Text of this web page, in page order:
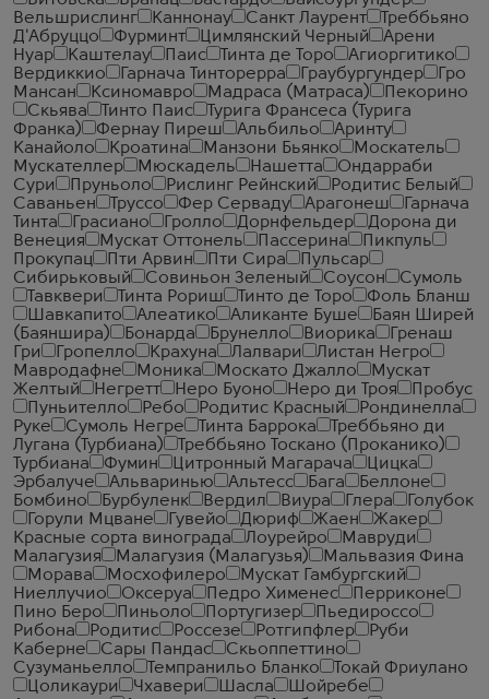
Вельшрислинг
Каннонау Санкт Лаурент
Треббьяно
Д'Абруццо
Фурминт Цимлянский Черный
Арени
Нуар
Каштелау Паис Тинта де Торо
Агиоргитико
Вердиккио
Гарнача Тинторерра Граубургундер
Гро
Мансан
Ксиномавро Мадраса (Матраса)
Пекорино
Скьява
Тинто Паис
Турига Франсеса (Турига
Франка)
Фернау Пиреш Альбильо
Аринту
Канайоло
Кроатина Манзони Бьянко
Москатель
Мускателлер
Мюскадель Нашетта
Ондарраби
Сури
Пруньоло Рислинг Рейнский
Родитис Белый
Саваньен
Труссо Фер Серваду Арагонеш
Гарнача
Тинта
Грасиано Гролло Дорнфельдер
Дорона ди
Венеция
Мускат Оттонель Пассерина
Пикпуль
Прокупац
Пти Арвин Пти Сира
Пульсар
Сибирьковый
Совиньон Зеленый Соусон
Сумоль
Тавквери
Тинта Рориш Тинто де Торо
Фоль Бланш
Шавкапито
Алеатико Аликанте Буше
Баян Ширей
(Баяншира)
Бонарда Брунелло Виорика
Гренаш
Гри
Гропелло Крахуна Лалвари
Листан Негро
Мавродафне
Моника Москато Джалло
Мускат
Желтый
Негретт Неро Буоно Неро ди Троя
Пробус
Пуньителло
Ребо Родитис Красный
Рондинелла
Руке
Сумоль Негре Тинта Баррока
Треббьяно ди
Лугана (Турбиана)
Треббьяно Тоскано (Проканико)
Турбиана
Фумин Цитронный Магарача
Цицка
Эрбалуче
Альваринью Альтесс Бага
Беллоне
Бомбино
Бурбуленк Вердил Виура Глера
Голубок
Горули Мцване
Гувейо Дюриф Жаен
Жакер
Красные сорта винограда
Лоурейро
Мавруди
Малагузия
Малагузия (Малагузья)
Мальвазия Фина
Морава
Мосхофилеро
Мускат Гамбургский
Ниеллучио
Оксеруа Педро Хименес
Перриконе
Пино Беро
Пиньоло Португизер
Пьедироссо
Рибона
Родитис Россезе Ротгипфлер
Руби
Каберне
Сары Пандас
Скьоппеттино
Сузуманьелло
Темпранильо Бланко
Токай Фриулано
Цоликаури
Чхавери Шасла
Шойребе